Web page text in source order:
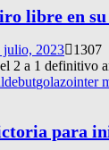
libre en
julio, 2023
1307
2 a 1 definitivo
debutgolazointer
para